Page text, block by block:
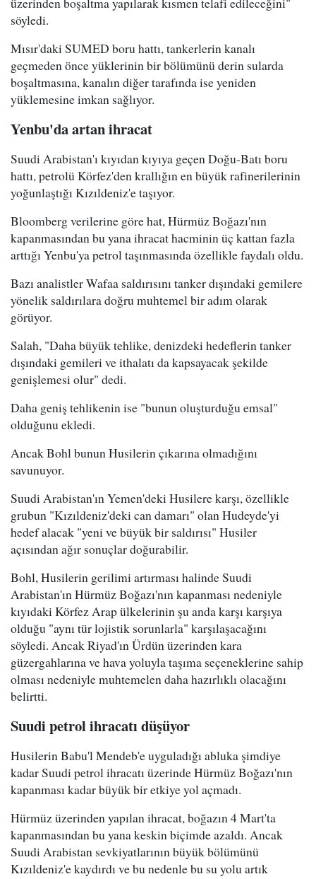
söyledi.
Mısır'daki SUMED boru hattı, tankerlerin kanalı
geçmeden önce yüklerinin bir bölümünü derin sularda
boşaltmasına, kanalın diğer tarafında ise yeniden
yüklemesine imkan sağlıyor.
Yenbu'da artan ihracat
Suudi Arabistan'ı kıyıdan kıyıya geçen Doğu-Batı boru
hattı, petrolü Körfez'den krallığın en büyük rafinerilerinin
yoğunlaştığı Kızıldeniz'e taşıyor.
Bloomberg verilerine göre hat, Hürmüz Boğazı'nın
kapanmasından bu yana ihracat hacminin üç kattan fazla
arttığı Yenbu'ya petrol taşınmasında özellikle faydalı oldu.
Bazı analistler Wafaa saldırısını tanker dışındaki gemilere
yönelik saldırılara doğru muhtemel bir adım olarak
görüyor.
Salah, "Daha büyük tehlike, denizdeki hedeflerin tanker
dışındaki gemileri ve ithalatı da kapsayacak şekilde
genişlemesi olur" dedi.
Daha geniş tehlikenin ise "bunun oluşturduğu emsal"
olduğunu ekledi.
Ancak Bohl bunun Husilerin çıkarına olmadığını
savunuyor.
Suudi Arabistan'ın Yemen'deki Husilere karşı, özellikle
grubun "Kızıldeniz'deki can damarı" olan Hudeyde'yi
hedef alacak "yeni ve büyük bir saldırısı" Husiler
açısından ağır sonuçlar doğurabilir.
Bohl, Husilerin gerilimi artırması halinde Suudi
Arabistan'ın Hürmüz Boğazı'nın kapanması nedeniyle
kıyıdaki Körfez Arap ülkelerinin şu anda karşı karşıya
olduğu "aynı tür lojistik sorunlarla" karşılaşacağını
söyledi. Ancak Riyad'ın Ürdün üzerinden kara
güzergahlarına ve hava yoluyla taşıma seçeneklerine sahip
olması nedeniyle muhtemelen daha hazırlıklı olacağını
belirtti.
Suudi petrol ihracatı düşüyor
Husilerin Babu'l Mendeb'e uyguladığı abluka şimdiye
kadar Suudi petrol ihracatı üzerinde Hürmüz Boğazı'nın
kapanması kadar büyük bir etkiye yol açmadı.
Hürmüz üzerinden yapılan ihracat, boğazın 4 Mart'ta
kapanmasından bu yana keskin biçimde azaldı. Ancak
Suudi Arabistan sevkiyatlarının büyük bölümünü
Kızıldeniz'e kaydırdı ve bu nedenle bu su yolu artık